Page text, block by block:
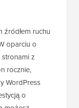
źródłem ruchu
oparciu o
z
rocznie,
WordPress
o